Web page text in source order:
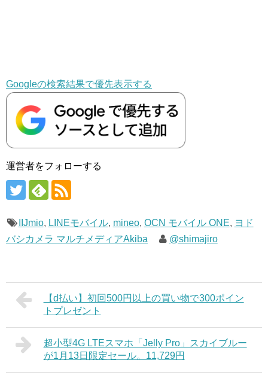
Googleの検索結果で優先表示する
運営者をフォローする
IIJmio, LINEモバイル, mineo, OCN モバイル ONE, ヨド
バシカメラ マルチメディアAkiba
@shimajiro
【d払い】初回500円以上の買い物で300ポイン
トプレゼント
超小型4G LTEスマホ「Jelly Pro」スカイブルー
が1月13日限定セール。11,729円